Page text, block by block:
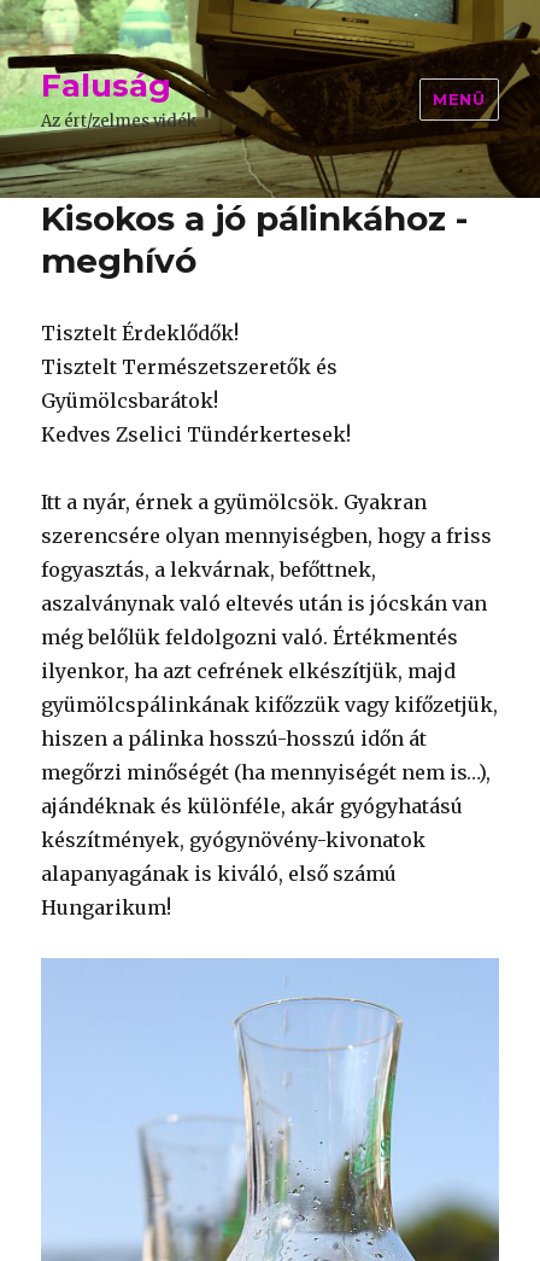
Faluság
Az ért/zelmes vidék
MENÜ
Kisokos a jó pálinkához -
meghívó
Tisztelt Érdeklődők!
Tisztelt Természetszeretők és
Gyümölcsbarátok!
Kedves Zselici Tündérkertesek!
Itt a nyár, érnek a gyümölcsök. Gyakran
szerencsére olyan mennyiségben, hogy a friss
fogyasztás, a lekvárnak, befőttnek,
aszalványnak való eltevés után is jócskán van
még belőlük feldolgozni való. Értékmentés
ilyenkor, ha azt cefrének elkészítjük, majd
gyümölcspálinkának kifőzzük vagy kifőzetjük,
hiszen a pálinka hosszú-hosszú időn át
megőrzi minőségét (ha mennyiségét nem is…),
ajándéknak és különféle, akár gyógyhatású
készítmények, gyógynövény-kivonatok
alapanyagának is kiváló, első számú
Hungarikum!